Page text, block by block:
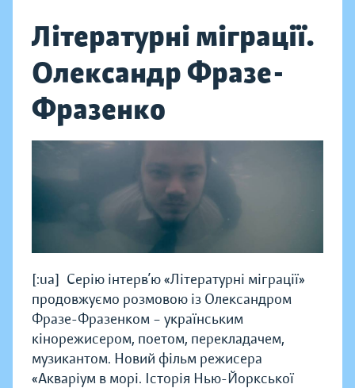
Літературні міграції.
Олександр Фразе-
Фразенко
[:ua]Серію інтерв’ю «Літературні міграції»
продовжуємо розмовою із Олександром
Фразе-Фразенком – українським
кінорежисером, поетом, перекладачем,
музикантом. Новий фільм режисера
«Акваріум в морі. Історія Нью-Йоркської